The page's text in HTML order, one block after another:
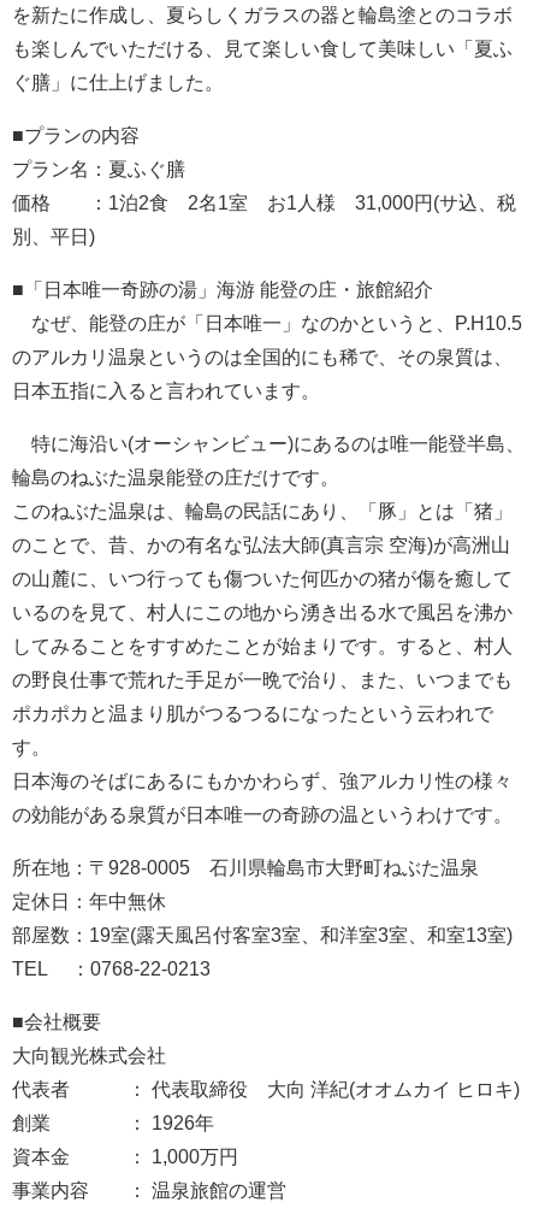
を新たに作成し、夏らしくガラスの器と輪島塗とのコラボ
も楽しんでいただける、見て楽しい食して美味しい「夏ふ
ぐ膳」に仕上げました。
■プランの内容
プラン名：夏ふぐ膳
価格 ：1泊2食 2名1室 お1人様 31,000円(サ込、税
別、平日)
■「日本唯一奇跡の湯」海游 能登の庄・旅館紹介
なぜ、能登の庄が「日本唯一」なのかというと、P.H10.5
のアルカリ温泉というのは全国的にも稀で、その泉質は、
日本五指に入ると言われています。
特に海沿い(オーシャンビュー)にあるのは唯一能登半島、
輪島のねぶた温泉能登の庄だけです。
このねぶた温泉は、輪島の民話にあり、「豚」とは「猪」
のことで、昔、かの有名な弘法大師(真言宗 空海)が高洲山
の山麓に、いつ行っても傷ついた何匹かの猪が傷を癒して
いるのを見て、村人にこの地から湧き出る水で風呂を沸か
してみることをすすめたことが始まりです。すると、村人
の野良仕事で荒れた手足が一晩で治り、また、いつまでも
ポカポカと温まり肌がつるつるになったという云われで
す。
日本海のそばにあるにもかかわらず、強アルカリ性の様々
の効能がある泉質が日本唯一の奇跡の温というわけです。
所在地：〒928-0005 石川県輪島市大野町ねぶた温泉
定休日：年中無休
部屋数：19室(露天風呂付客室3室、和洋室3室、和室13室)
TEL ：0768-22-0213
■会社概要
大向観光株式会社
代表者 ： 代表取締役 大向 洋紀(オオムカイ ヒロキ)
創業 ： 1926年
資本金 ： 1,000万円
事業内容 ： 温泉旅館の運営